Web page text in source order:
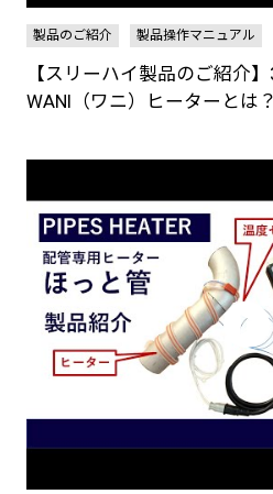
製品のご紹介 製品操作マニュアル
【スリーハイ製品のご紹介
WANI（ワニ）ヒーターとは？